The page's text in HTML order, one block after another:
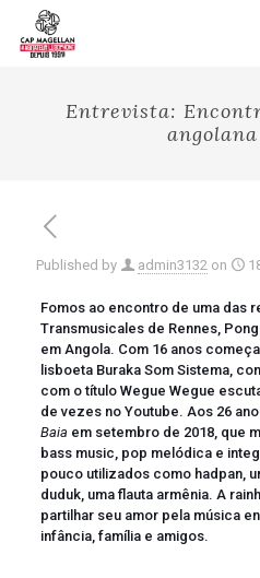
Entrevista:
Published by admin3132 on
Fomos ao encontro de uma das
Transmusicales de Rennes,
em Angola. Com 16 anos
lisboeta Buraka Som Sistema,
com o título Wegue Wegue
de vezes no Youtube. Aos 26
Baia em setembro de 2018, que
bass music, pop melódica e
pouco utilizados como hadpan,
duduk, uma flauta armênia. A
partilhar seu amor pela música
infância, família e amigos.